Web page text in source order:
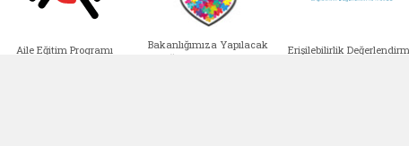
Aile Eğitim Programı
Bakanlığımıza Yapılacak
Bağışlar ve Yardımlar
Erişilebilirlik